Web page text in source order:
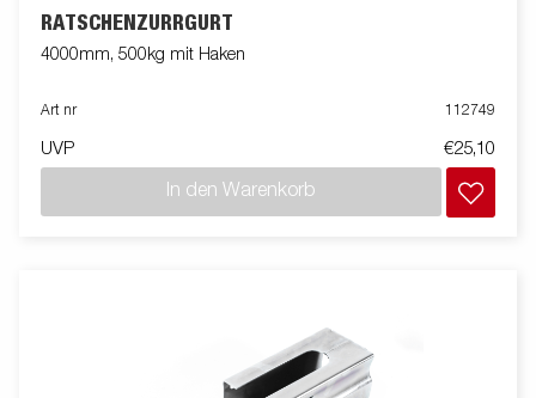
RATSCHENZURRGURT
4000mm, 500kg mit Haken
Art nr 112749
UVP €25,10
In den Warenkorb